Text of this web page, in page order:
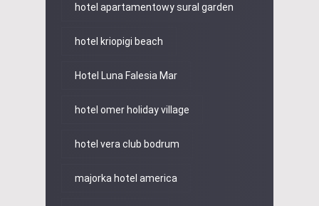
hotel apartamentowy sural garden
hotel kriopigi beach
Hotel Luna Falesia Mar
hotel omer holiday village
hotel vera club bodrum
majorka hotel america